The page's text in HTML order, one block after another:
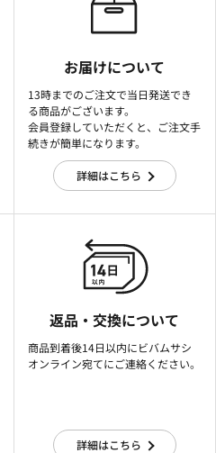
お届けについて
13時までのご注文で当日発送でき
る商品がございます。
会員登録していただくと、ご注文手
続きが簡単になります。
詳細はこちら
返品・交換について
商品到着後14日以内にビバムサシ
オンライン宛てにご連絡ください。
詳細はこちら